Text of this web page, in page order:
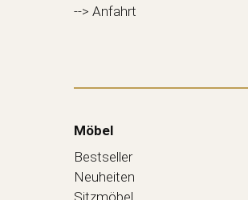
--> Anfahrt
Möbel
Bestseller
Neuheiten